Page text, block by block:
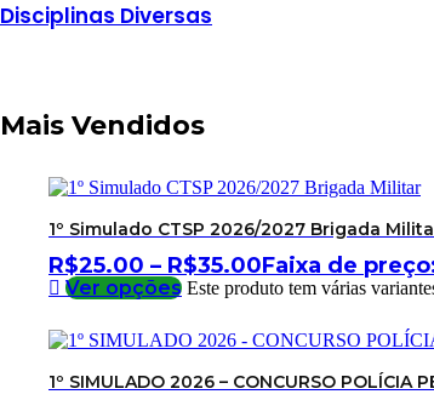
Disciplinas Diversas
Mais Vendidos
1º Simulado CTSP 2026/2027 Brigada
R$25.00 – R$35.00Faixa de
Ver opções Este produto tem várias
1º SIMULADO 2026 – CONCURSO POLÍCIA